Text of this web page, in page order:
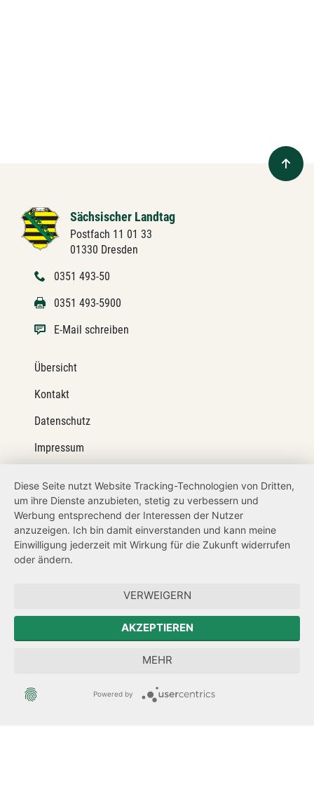
Sächsischer Landtag
Postfach 11 01 33
01330 Dresden
0351 493-50
0351 493-5900
E-Mail schreiben
Übersicht
Kontakt
Datenschutz
Impressum
Netiquette
Transparenzanspruch
Hinweisgeberschutz
Forum Mitteleuropa
Der Sächsische Integrationsbeauftragte
Sächsische Landesbeauftragte zur Aufarbeitung der SED-
Diese Seite nutzt Website Tracking-Technologien von Dritten,
um ihre Dienste anzubieten, stetig zu verbessern und
Werbung entsprechend der Interessen der Nutzer
anzuzeigen. Ich bin damit einverstanden und kann meine
Einwilligung jederzeit mit Wirkung für die Zukunft widerrufen
oder ändern.
VERWEIGERN
AKZEPTIEREN
MEHR
Powered by